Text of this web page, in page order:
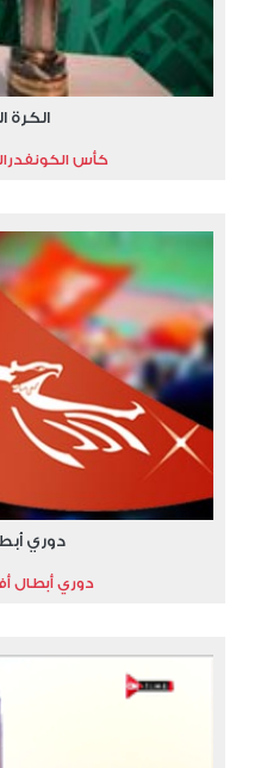
الكرة
كأس
دوري
دوري أبطال أفريقيا